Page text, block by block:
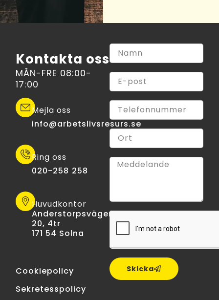
Kontakta oss
MÅN-FRE 08:00-
17:00
Mejla oss
info@arbetslivsresurs.se​
Ring oss
020-258 258
Huvudkontor
Anderstorpsvägen
20, 4tr
171 54 Solna
Cookiepolicy
Sekretesspolicy
Skicka